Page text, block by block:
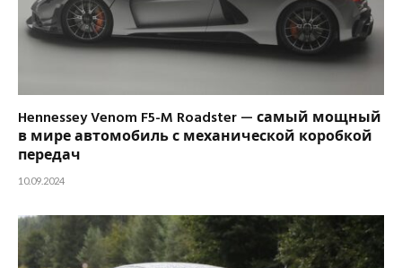
Hennessey Venom F5-M Roadster — самый мощный
в мире автомобиль с механической коробкой
передач
10.09.2024